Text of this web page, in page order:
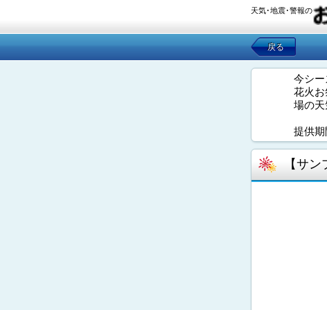
天気･地震･警報の
戻る
今シー
花火
場の天
提供
【サ